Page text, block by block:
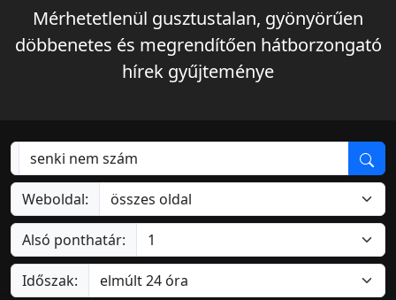
Mérhetetlenül gusztustalan, gyönyörűen
döbbenetes és megrendítően hátborzongató
hírek gyűjteménye
Weboldal:
Alsó ponthatár:
Időszak: